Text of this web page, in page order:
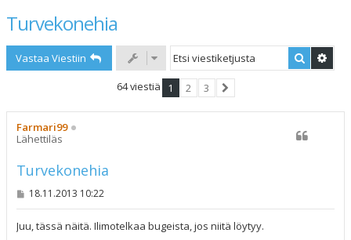
Turvekonehia
Vastaa Viestiin Etsi
64 viestiä 1 2
3
Farmari99
Lähettiläs
Turvekonehia
V
s
18.11.2013 10:22
Juu, tässä näitä. Ilimotelkaa bugeista, jos niitä löytyy.